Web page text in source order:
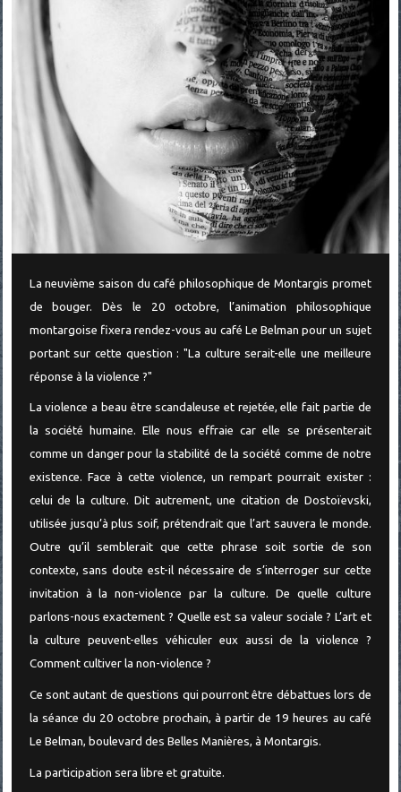
La neuvième saison du café philosophique de Montargis promet
de bouger. Dès le 20 octobre, l’animation philosophique
montargoise fixera rendez-vous au café Le Belman pour un sujet
portant sur cette question : "La culture serait-elle une meilleure
réponse à la violence ?"
La violence a beau être scandaleuse et rejetée, elle fait partie de
la société humaine. Elle nous effraie car elle se présenterait
comme un danger pour la stabilité de la société comme de notre
existence. Face à cette violence, un rempart pourrait exister :
celui de la culture. Dit autrement, une citation de Dostoïevski,
utilisée jusqu’à plus soif, prétendrait que l’art sauvera le monde.
Outre qu’il semblerait que cette phrase soit sortie de son
contexte, sans doute est-il nécessaire de s’interroger sur cette
invitation à la non-violence par la culture. De quelle culture
parlons-nous exactement ? Quelle est sa valeur sociale ? L’art et
la culture peuvent-elles véhiculer eux aussi de la violence ?
Comment cultiver la non-violence ?
Ce sont autant de questions qui pourront être débattues lors de
la séance du 20 octobre prochain, à partir de 19 heures au café
Le Belman, boulevard des Belles Manières, à Montargis.
La participation sera libre et gratuite.